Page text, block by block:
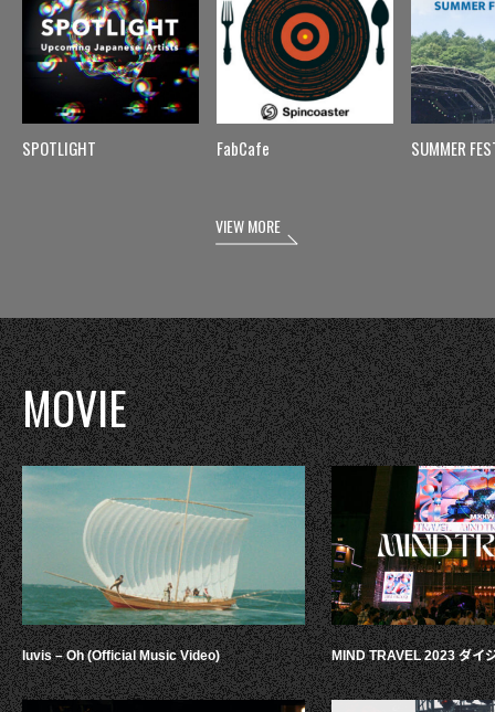
SPOTLIGHT FabCafe SUMMER
VIEW MORE
MOVIE
luvis – Oh (Official Music Video) MIND TRAVEL 2023 ダイ